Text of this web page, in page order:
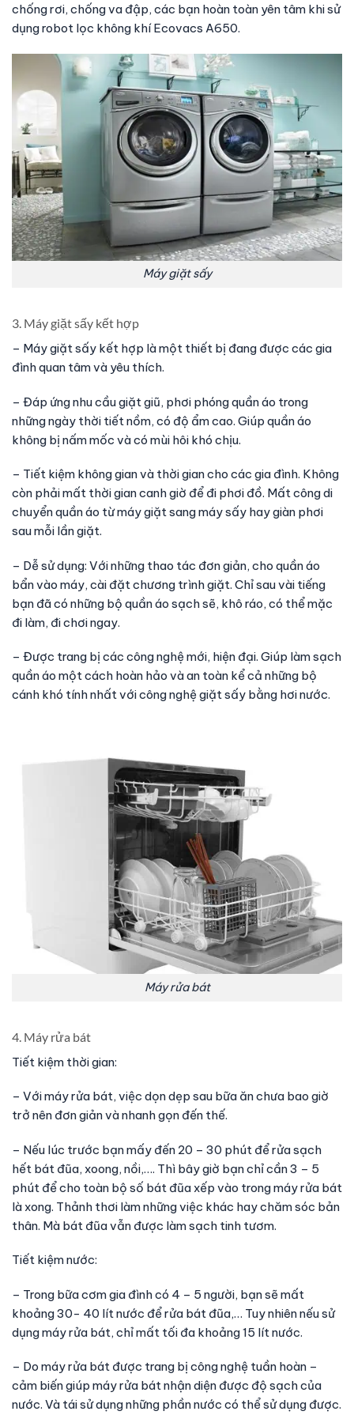
chống rơi, chống va đập, các bạn hoàn toàn yên tâm khi sử
dụng robot lọc không khí Ecovacs A650.
Máy giặt sấy
3. Máy giặt sấy kết hợp
– Máy giặt sấy kết hợp là một thiết bị đang được các gia
đình quan tâm và yêu thích.
– Đáp ứng nhu cầu giặt giũ, phơi phóng quần áo trong
những ngày thời tiết nồm, có độ ẩm cao. Giúp quần áo
không bị nấm mốc và có mùi hôi khó chịu.
– Tiết kiệm không gian và thời gian cho các gia đình. Không
còn phải mất thời gian canh giờ để đi phơi đồ. Mất công di
chuyển quần áo từ máy giặt sang máy sấy hay giàn phơi
sau mỗi lần giặt.
– Dễ sử dụng: Với những thao tác đơn giản, cho quần áo
bẩn vào máy, cài đặt chương trình giặt. Chỉ sau vài tiếng
bạn đã có những bộ quần áo sạch sẽ, khô ráo, có thể mặc
đi làm, đi chơi ngay.
– Được trang bị các công nghệ mới, hiện đại. Giúp làm sạch
quần áo một cách hoàn hảo và an toàn kể cả những bộ
cánh khó tính nhất với công nghệ giặt sấy bằng hơi nước.
Máy rửa bát
4. Máy rửa bát
Tiết kiệm thời gian:
– Với máy rửa bát, việc dọn dẹp sau bữa ăn chưa bao giờ
trở nên đơn giản và nhanh gọn đến thế.
– Nếu lúc trước bạn mấy đến 20 – 30 phút để rửa sạch
hết bát đũa, xoong, nồi,…. Thì bây giờ bạn chỉ cần 3 – 5
phút để cho toàn bộ số bát đũa xếp vào trong máy rửa bát
là xong. Thảnh thơi làm những việc khác hay chăm sóc bản
thân. Mà bát đũa vẫn được làm sạch tinh tươm.
Tiết kiệm nước:
– Trong bữa cơm gia đình có 4 – 5 người, bạn sẽ mất
khoảng 30- 40 lít nước để rửa bát đũa,… Tuy nhiên nếu sử
dụng máy rửa bát, chỉ mất tối đa khoảng 15 lít nước.
– Do máy rửa bát được trang bị công nghệ tuần hoàn –
cảm biến giúp máy rửa bát nhận diện được độ sạch của
nước. Và tái sử dụng những phần nước có thể sử dụng được.